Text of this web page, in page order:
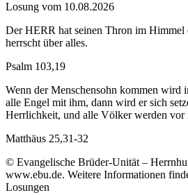
Losung vom 10.08.2026
Der HERR hat seinen Thron im Himmel
herrscht über alles.
Psalm 103,19
Wenn der Menschensohn kommen wird
alle Engel mit ihm, dann wird er sich
Herrlichkeit, und alle Völker werden vor
Matthäus 25,31-32
© Evangelische Brüder-Unität –
www.ebu.de. Weitere Informationen
Losungen